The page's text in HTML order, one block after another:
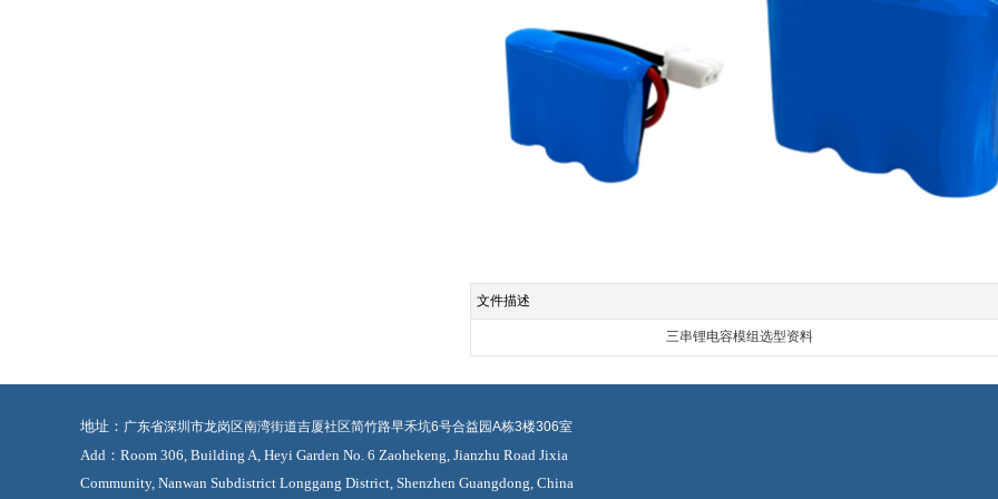
文件描述
三串锂电容模组选型资料
地址： 广东省深圳市龙岗区南湾街道吉厦社区简竹路早禾坑6号合益园A栋3楼306室
Add：Room 306, Building A, Heyi Garden​ No. 6 Zaohekeng, Jianzhu Road​ Jixia
Community, Nanwan Subdistrict​ Longgang District, Shenzhen​ Guangdong, China